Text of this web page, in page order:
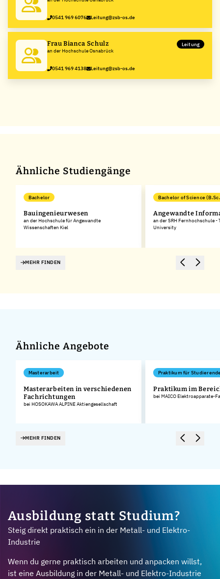
0541 969 6076 Leitung@zsb-os.de
Frau Bianca Schulz
an der Hochschule Osnabrück
Leitung
0541 969 4138 Leitung@zsb-os.de
Ähnliche Studiengänge
Bachelor
Bauingenieurwesen
an der Hochschule für Angewandte
Wissenschaften Kiel
Bachelor of Science
Angewandte
an der SRH Fernhochschule -
University
MEHR FINDEN
Ähnliche Angebote
Masterarbeit
Masterarbeiten in verschiedenen
Fachrichtungen
bei HOSOKAWA ALPINE Aktiengesellschaft
Praktikum für
Praktikum im
bei MAICO Elektroapparate-
MEHR FINDEN
Ausbildung statt Studium?
Steig direkt praktisch ein in der Metall- und Elektro-
Industrie
Wenn du gerne praktisch arbeiten und anpacken willst,
ist eine Ausbildung in der Metall- und Elektro-Industrie